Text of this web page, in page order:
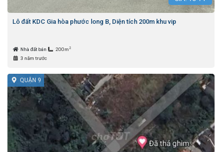
Lô đất KDC Gia hòa phước long B, Diện tích 200m khu vip
Nhà đất bán 200m 2
3 năm trước
QUẬN 9